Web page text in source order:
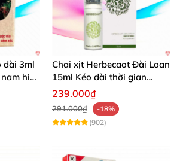
dài 3ml
hiệu
Chai xịt Herbecaot Đài Loan
15ml Kéo dài thời gian
Tăng khoái cảm
239.000₫
291.000₫
-18%
(902)